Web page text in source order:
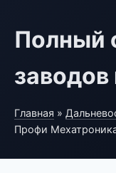
Полный
Главная »
Профи